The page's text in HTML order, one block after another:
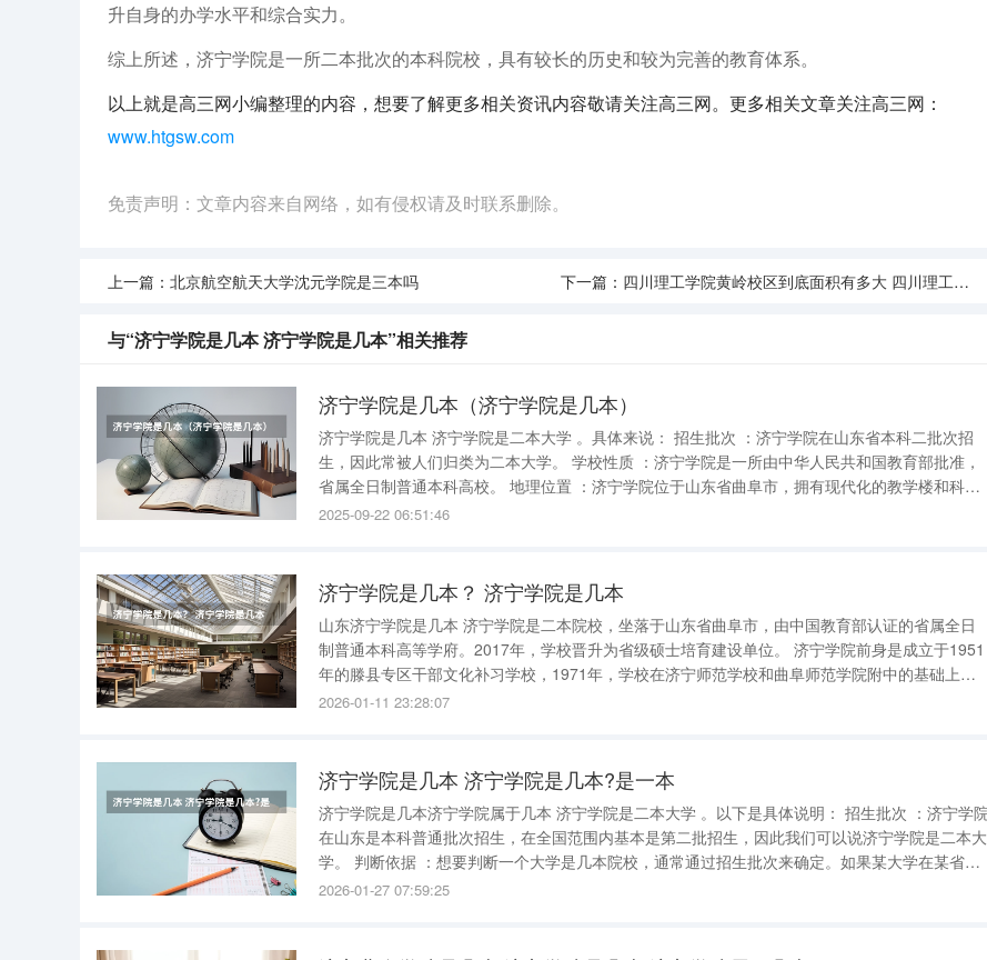
升自身的办学水平和综合实力。
综上所述，济宁学院是一所二本批次的本科院校，具有较长的历史和较为完善的教育体系。
以上就是高三网小编整理的内容，想要了解更多相关资讯内容敬请关注高三网。更多相关文章关注高三网：
www.htgsw.com
免责声明：文章内容来自网络，如有侵权请及时联系删除。
上一篇： 北京航空航天大学沈元学院是三本吗 下一篇： 四川理工学院黄岭校区到底面积有多大 四川理工学院是几本
与“济宁学院是几本 济宁学院是几本”相关推荐
济宁学院是几本（济宁学院是几本）
济宁学院是几本 济宁学院是二本大学 。具体来说： 招生批次 ：济宁学院在山东省本科二批次招
生，因此常被人们归类为二本大学。 学校性质 ：济宁学院是一所由中华人民共和国教育部批准，
省属全日制普通本科高校。 地理位置 ：济宁学院位于山东省曲阜市，拥有现代化的教学楼和科研
楼，为学生提供了良好的学习环境。 学科设置 ：济宁学院的学科涵盖了文、理、工、农、经、
2025-09-22 06:51:46
济宁学院是几本？ 济宁学院是几本
山东济宁学院是几本 济宁学院是二本院校，坐落于山东省曲阜市，由中国教育部认证的省属全日
制普通本科高等学府。2017年，学校晋升为省级硕士培育建设单位。 济宁学院前身是成立于1951
年的滕县专区干部文化补习学校，1971年，学校在济宁师范学校和曲阜师范学院附中的基础上成
立，1978年，被国务院批准为全日制普通高等专科学校。1998年7月，济宁教育学院合并进校，
2026-01-11 23:28:07
济宁学院是几本 济宁学院是几本?是一本
济宁学院是几本济宁学院属于几本 济宁学院是二本大学 。以下是具体说明： 招生批次 ：济宁学院
在山东是本科普通批次招生，在全国范围内基本是第二批招生，因此我们可以说济宁学院是二本大
学。 判断依据 ：想要判断一个大学是几本院校，通常通过招生批次来确定。如果某大学在某省是
第一批次招生的话，通常说该大学是一本大学；在第二批次招生的话，通常说该大学是二本大学。
2026-01-27 07:59:25